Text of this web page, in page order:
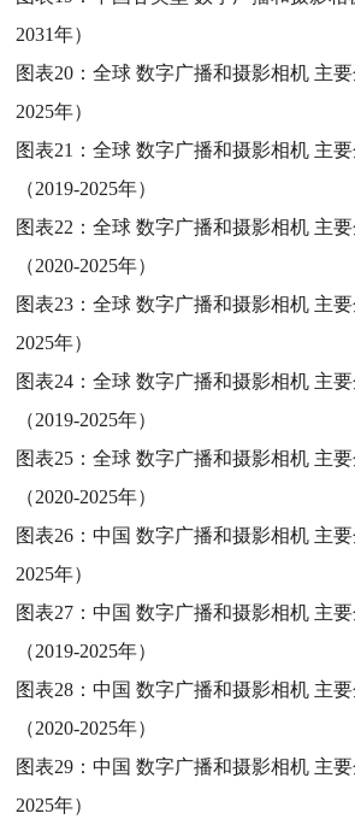
2031年）
图表20：全球 数字广播和摄影相机 主
2025年）
图表21：全球 数字广播和摄影相机 主
（2019-2025年）
图表22：全球 数字广播和摄影相机 主
（2020-2025年）
图表23：全球 数字广播和摄影相机 主
2025年）
图表24：全球 数字广播和摄影相机 主
（2019-2025年）
图表25：全球 数字广播和摄影相机 主
（2020-2025年）
图表26：中国 数字广播和摄影相机 主
2025年）
图表27：中国 数字广播和摄影相机 主
（2019-2025年）
图表28：中国 数字广播和摄影相机 主
（2020-2025年）
图表29：中国 数字广播和摄影相机 主
2025年）